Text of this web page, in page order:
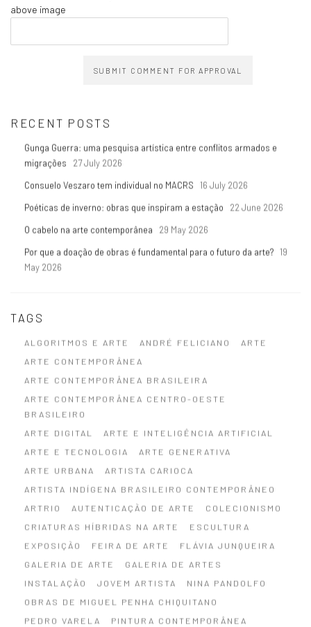
above image
SUBMIT COMMENT FOR APPROVAL
RECENT POSTS
Gunga Guerra: uma pesquisa artística entre conflitos armados e
migrações
27 July 2026
Consuelo Veszaro tem individual no MACRS
16 July 2026
Poéticas de inverno: obras que inspiram a estação
22 June 2026
O cabelo na arte contemporânea
29 May 2026
Por que a doação de obras é fundamental para o futuro da arte? 19
May 2026
TAGS
ALGORITMOS E ARTE ANDRÉ FELICIANO
ARTE
ARTE CONTEMPORÂNEA
ARTE CONTEMPORÂNEA BRASILEIRA
ARTE CONTEMPORÂNEA CENTRO-OESTE
BRASILEIRO
ARTE DIGITAL
ARTE E INTELIGÊNCIA ARTIFICIAL
ARTE E TECNOLOGIA
ARTE GENERATIVA
ARTE URBANA
ARTISTA CARIOCA
ARTISTA INDÍGENA BRASILEIRO CONTEMPORÂNEO
ARTRIO
AUTENTICAÇÃO DE ARTE
COLECIONISMO
CRIATURAS HÍBRIDAS NA ARTE
ESCULTURA
EXPOSIÇÃO
FEIRA DE ARTE
FLÁVIA JUNQUEIRA
GALERIA DE ARTE
GALERIA DE ARTES
INSTALAÇÃO
JOVEM ARTISTA
NINA PANDOLFO
OBRAS DE MIGUEL PENHA CHIQUITANO
PEDRO VARELA
PINTURA CONTEMPORÂNEA